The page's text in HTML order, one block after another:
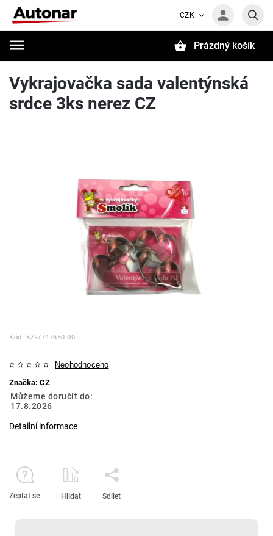
CZK
Prázdný košík
Vykrajovačka sada valentýnská
srdce 3ks nerez CZ
Kód: KZ-7747650.00
Neohodnoceno
Značka: CZ
Můžeme doručit do:
17.8.2026
Detailní informace
Zeptat se Hlídat Sdílet